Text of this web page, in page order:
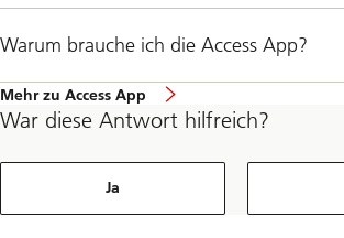
Warum brauche ich die Access App?
Mehr zu Access App
War diese Antwort hilfreich?
Ja